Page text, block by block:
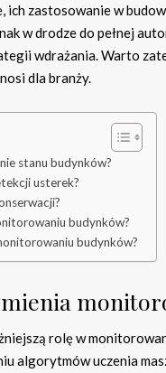
ich zastosowanie w
w drodze do pełnej
wdrażania. Warto
dla branży.
stanu budynków?
usterek?
budynków?
budynków?
rolę w
algorytmów uczenia